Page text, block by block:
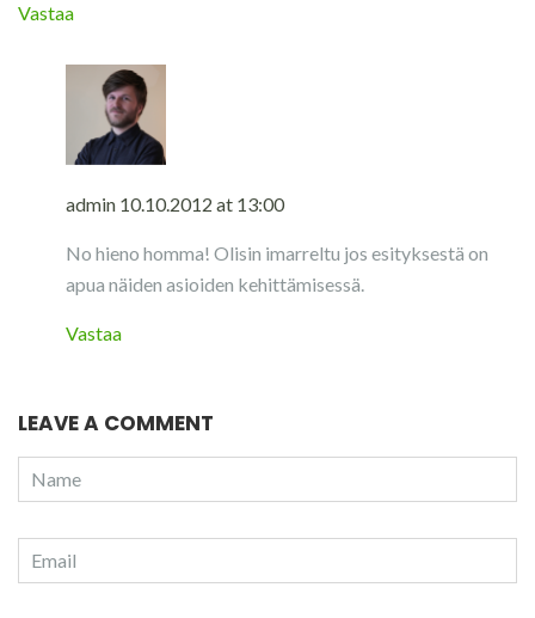
Vastaa
admin 10.10.2012 at 13:00
No hieno homma! Olisin imarreltu jos esityksestä on
apua näiden asioiden kehittämisessä.
Vastaa
LEAVE A COMMENT